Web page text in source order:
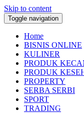
Skip to content
Toggle navigation
Home
BISNIS ONLINE
KULINER
PRODUK
PRODUK
PROPERTY
SERBA SERBI
SPORT
TRADING